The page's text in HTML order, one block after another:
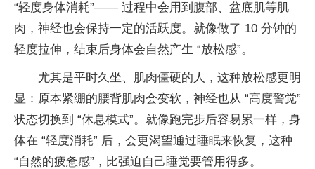
“轻度身体消耗”—— 过程中会用到腹部、盆底肌等肌
肉，神经也会保持一定的活跃度。就像做了 10 分钟的
轻度拉伸，结束后身体会自然产生 “放松感”。
尤其是平时久坐、肌肉僵硬的人，这种放松感更明
显：原本紧绷的腰背肌肉会变软，神经也从 “高度警觉”
状态切换到 “休息模式”。就像跑完步后容易累一样，身
体在 “轻度消耗” 后，会更渴望通过睡眠来恢复，这种
“自然的疲惫感”，比强迫自己睡觉要管用得多。